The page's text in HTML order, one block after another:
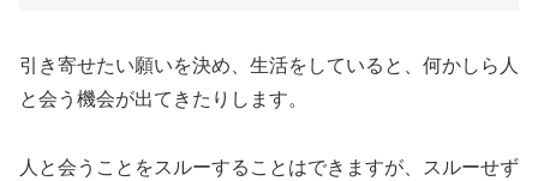
引き寄せたい願いを決め、生活をしていると、何かしら人
と会う機会が出てきたりします。
人と会うことをスルーすることはできますが、スルーせず